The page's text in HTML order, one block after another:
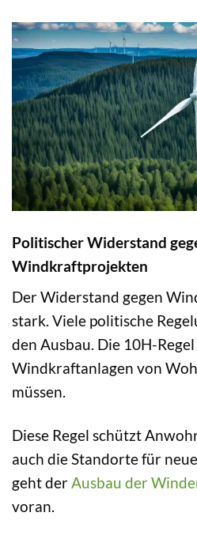
Politischer Widerstand
Windkraftprojekten
Der Widerstand gegen
stark. Viele politische
den Ausbau. Die 10H-
Windkraftanlagen von
müssen.
Diese Regel schützt
auch die Standorte für
geht derAusbau der
voran.